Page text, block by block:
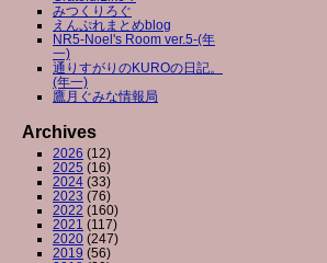
みつくりろぐ
えんぷれまとめblog
NR5-Noel's Room ver.5-(年
一)
通りすがりのKUROの日記。
(年一)
鷹月ぐみな情報局
Archives
2026 (12)
2025 (16)
2024 (33)
2023 (76)
2022 (160)
2021 (117)
2020 (247)
2019 (56)